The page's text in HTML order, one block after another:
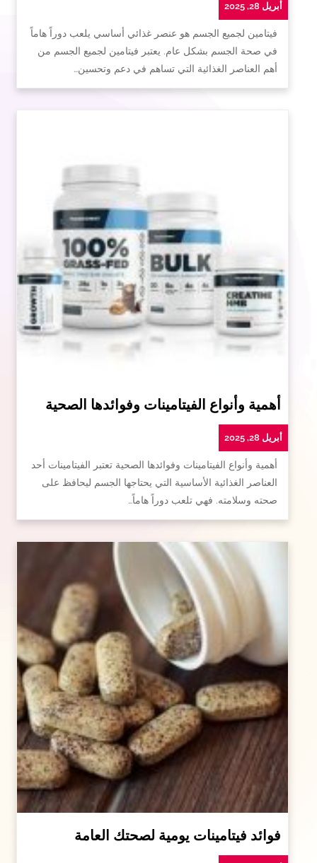
أبريل 28, 2025
فيتامين لجميع الجسم هو عنصر غذائي أساسي يلعب دوراً هاماً
في صحة الجسم بشكل عام. يعتبر فيتامين لجميع الجسم من
أهم العناصر الغذائية التي تساهم في دعم وتحسين…
أهمية وأنواع الفيتامينات وفوائدها الصحية
أبريل 28, 2025
أهمية وأنواع الفيتامينات وفوائدها الصحية تعتبر الفيتامينات أحد
العناصر الغذائية الأساسية التي يحتاجها الجسم ليحافظ على
صحته وسلامته. فهي تلعب دوراً هاماً…
فوائد فيتامينات يومية لصحتك العامة